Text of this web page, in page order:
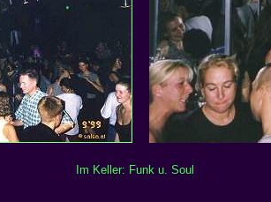
Im Keller: Funk u. Soul